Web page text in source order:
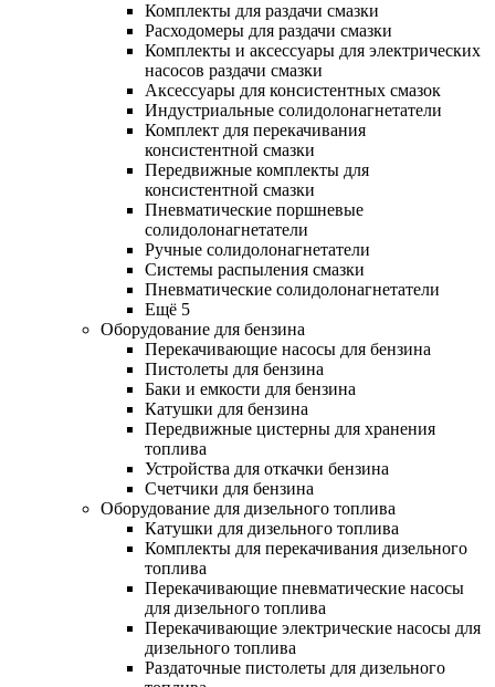
Комплекты для раздачи смазки
Расходомеры для раздачи смазки
Комплекты и аксессуары для электрических
насосов раздачи смазки
Аксессуары для консистентных смазок
Индустриальные солидолонагнетатели
Комплект для перекачивания
консистентной смазки
Передвижные комплекты для
консистентной смазки
Пневматические поршневые
солидолонагнетатели
Ручные солидолонагнетатели
Системы распыления смазки
Пневматические солидолонагнетатели
Ещё 5
Оборудование для бензина
Перекачивающие насосы для бензина
Пистолеты для бензина
Баки и емкости для бензина
Катушки для бензина
Передвижные цистерны для хранения
топлива
Устройства для откачки бензина
Счетчики для бензина
Оборудование для дизельного топлива
Катушки для дизельного топлива
Комплекты для перекачивания дизельного
топлива
Перекачивающие пневматические насосы
для дизельного топлива
Перекачивающие электрические насосы для
дизельного топлива
Раздаточные пистолеты для дизельного